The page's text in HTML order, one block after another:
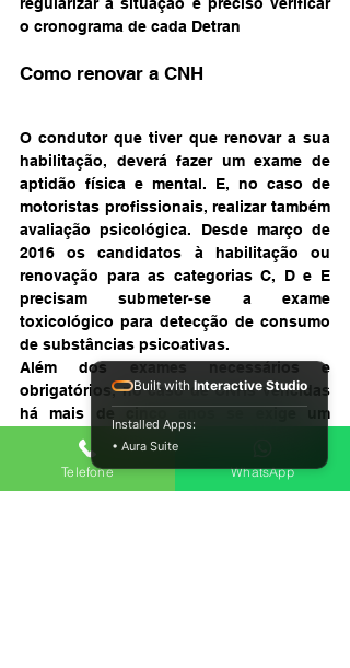
o cronograma de cada Detran
Como renovar a CNH
O condutor que tiver que renovar a sua
habilitação, deverá fazer um exame de
aptidão física e mental. E, no caso de
motoristas profissionais, realizar também
avaliação psicológica. Desde março de
2016 os candidatos à habilitação ou
renovação para as categorias C, D e E
precisam submeter-se a exame
toxicológico para detecção de consumo
de substâncias psicoativas.
Além dos exames necessários e
obrigatórios, no caso de CNHs vencidas
há mais de cinco anos se exige um
Curso de Atualização para Renovação da
CNH, de acordo com a
Resolução 789/20
do Conselho Nacional de Trânsito
Telefone WhatsApp
Built with Interactive Studio
Installed Apps:
• Aura Suite